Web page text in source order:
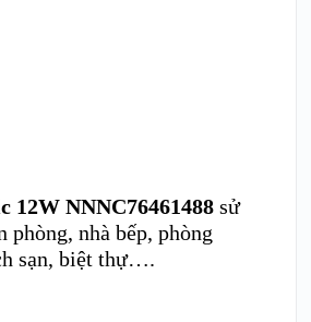
12W NNNC76461488sử
phòng, nhà bếp, phòng
sạn, biệt thự….